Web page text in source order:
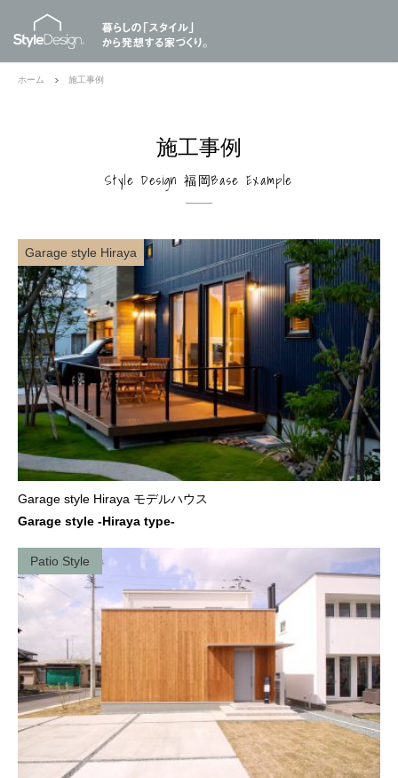
ホーム 施工事例
施工事例
Style Design 福岡Base Example
Garage style Hiraya
Garage style Hiraya モデルハウス
Garage style -Hiraya type-
Patio Style